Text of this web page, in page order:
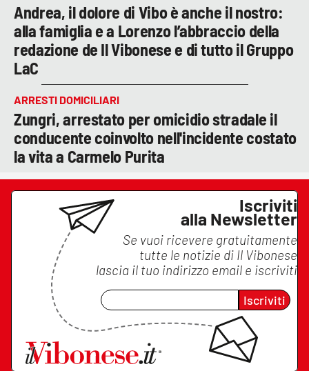
Andrea, il dolore di Vibo è anche il nostro:
alla famiglia e a Lorenzo l’abbraccio della
redazione de Il Vibonese e di tutto il Gruppo
LaC
ARRESTI DOMICILIARI
Zungri, arrestato per omicidio stradale il
conducente coinvolto nell'incidente costato
la vita a Carmelo Purita
Iscriviti
alla Newsletter
Se vuoi ricevere gratuitamente
tutte le notizie di Il Vibonese
lascia il tuo indirizzo email e iscriviti
Iscriviti